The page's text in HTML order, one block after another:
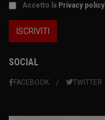
Accetto la Privacy policy
SOCIAL
FACEBOOK TWITTER